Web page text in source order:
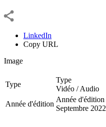
LinkedIn
Copy URL
Image
Type
Type
Vidéo / Audio
Année d'édition
Année d'édition
Septembre 2022